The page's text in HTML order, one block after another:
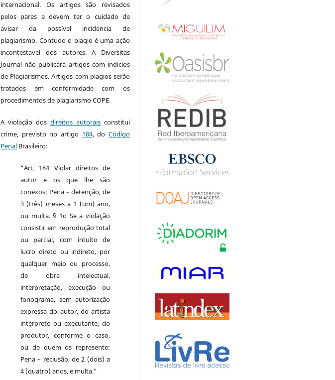
internacional. Os artigos são revisados
pelos pares e devem ter o cuidado de
avisar da possível incidencia de
plagiarismo. Contudo o plagio é uma ação
incontestavel dos autores. A Diversitas
Journal não publicará artigos com indicios
de Plagiarismos. Artigos com plagios serão
tratados em conformidade com os
procedimentos de plagiarismo COPE.
A violação dos direitos autorais constitui
crime, previsto no artigo 184, do Código
Penal Brasileiro:
“Art. 184 Violar direitos de
autor e os que lhe são
conexos: Pena – detenção, de
3 (três) meses a 1 (um) ano,
ou multa. § 1o Se a violação
consistir em reprodução total
ou parcial, com intuito de
lucro direto ou indireto, por
qualquer meio ou processo,
de obra intelectual,
interpretação, execução ou
fonograma, sem autorização
expressa do autor, do artista
intérprete ou executante, do
produtor, conforme o caso,
ou de quem os represente:
Pena – reclusão, de 2 (dois) a
4 (quatro) anos, e multa.”